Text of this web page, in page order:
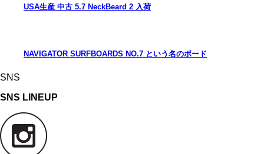
USA生産 中古 5.7 NeckBeard 2 入荷
NAVIGATOR SURFBOARDS NO.7 という名のボード
SNS
SNS LINEUP